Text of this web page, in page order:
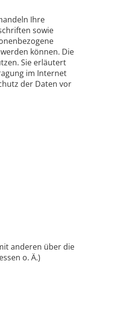
Ihre
sowie
können. Die
Sie erläutert
im Internet
der Daten vor
anderen über die
o. Ä.)